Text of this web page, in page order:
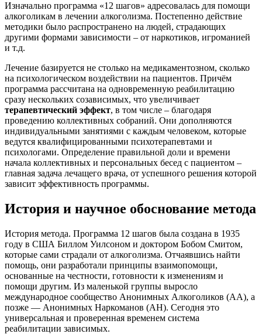
Изначально программа «12 шагов» адресовалась для помощи
алкоголикам в лечении алкоголизма. Постепенно действие
методики было распространено на людей, страдающих
другими формами зависимости – от наркотиков, игроманией
и т.д.
Лечение базируется не столько на медикаментозном, сколько
на психологическом воздействии на пациентов. Причём
программа рассчитана на одновременную реабилитацию
сразу нескольких созависимых, что увеличивает
терапевтический эффект, в том числе – благодаря
проведению коллективных собраний. Они дополняются
индивидуальными занятиями с каждым человеком, которые
ведутся квалифицированными психотерапевтами и
психологами. Определение правильной доли и времени
начала коллективных и персональных бесед с пациентом –
главная задача лечащего врача, от успешного решения которой
зависит эффективность программы.
История и научное обоснование метода
История метода. Программа 12 шагов была создана в 1935
году в США Биллом Уилсоном и доктором Бобом Смитом,
которые сами страдали от алкоголизма. Отчаявшись найти
помощь, они разработали принципы взаимопомощи,
основанные на честности, готовности к изменениям и
помощи другим. Из маленькой группы выросло
международное сообщество Анонимных Алкоголиков (АА), а
позже — Анонимных Наркоманов (АН). Сегодня это
универсальная и проверенная временем система
реабилитации зависимых.